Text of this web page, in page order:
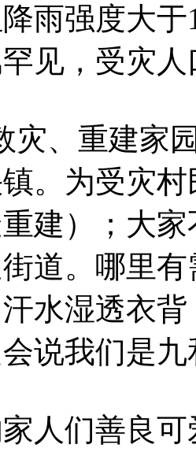
雨强度大
见，受灾
灾、重建家
。为受灾
重建）；大
道。哪里
水湿透衣
说我们是
人们善良